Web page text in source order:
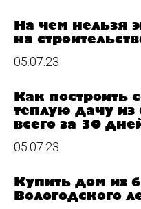
На чем нельзя
на
05.07.23
Как построить
теплую дачу из
всего за 30
05.07.23
Купить дом из
Вологодского